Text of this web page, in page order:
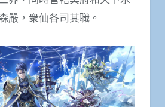
嚴，衆仙各司其職。